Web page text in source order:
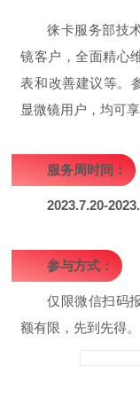
徕卡服务部技
镜客户，全面精心
表和改善建议等。
显微镜用户，均可
服务周时间：
2023.7.20-
参与方式：
仅限微信扫码
额有限，先到先得。